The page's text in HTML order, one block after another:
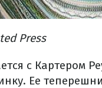
Press
с Картером
Ее